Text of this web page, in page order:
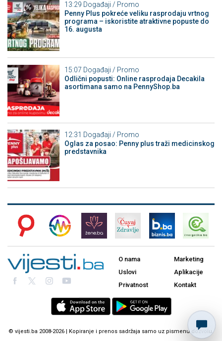
13:29 Događaji / Promo
Penny Plus pokreće veliku rasprodaju vrtnog
programa – iskoristite atraktivne popuste do
16. augusta
15:07 Događaji / Promo
Odlični popusti: Online rasprodaja Decakila
asortimana samo na PennyShop.ba
12:31 Događaji / Promo
Oglas za posao: Penny plus traži medicinskog
predstavnika
O nama
Uslovi
Privatnost
Marketing
Aplikacije
Kontakt
© vijesti.ba 2008-2026 | Kopiranje i prenos sadržaja samo uz pismenu dozvolu.